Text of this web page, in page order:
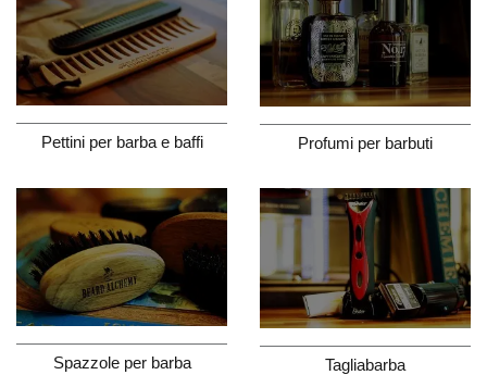
Pettini per barba e baffi Profumi per barbuti
Spazzole per barba Tagliabarba